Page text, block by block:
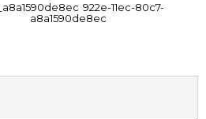
46ea927c-922e-11ec-80c7-
a8a1590de8ec